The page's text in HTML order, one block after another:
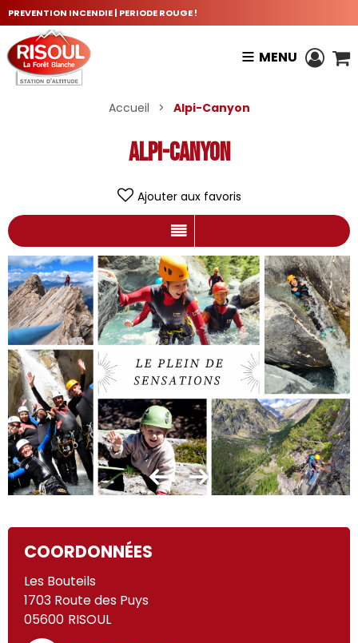
PREVENTION INCENDIE | PERIODE ROUGE !
MENU
Accueil > Alpi-Canyon
Alpi-Canyon
Ajouter aux favoris
COORDONNÉES
Les Bouteils
1703 Route des Puys
05600 RISOUL